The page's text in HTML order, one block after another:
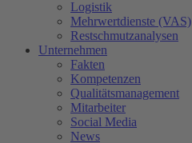
Logistik
Mehrwertdienste (VAS)
Restschmutzanalysen
Unternehmen
Fakten
Kompetenzen
Qualitätsmanagement
Mitarbeiter
Social Media
News